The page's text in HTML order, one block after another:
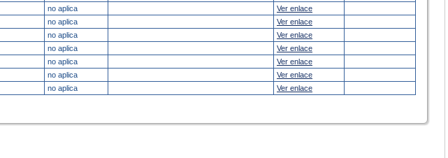
no aplica
Ver enlace
no aplica
Ver enlace
no aplica
Ver enlace
no aplica
Ver enlace
no aplica
Ver enlace
no aplica
Ver enlace
no aplica Ver enlace